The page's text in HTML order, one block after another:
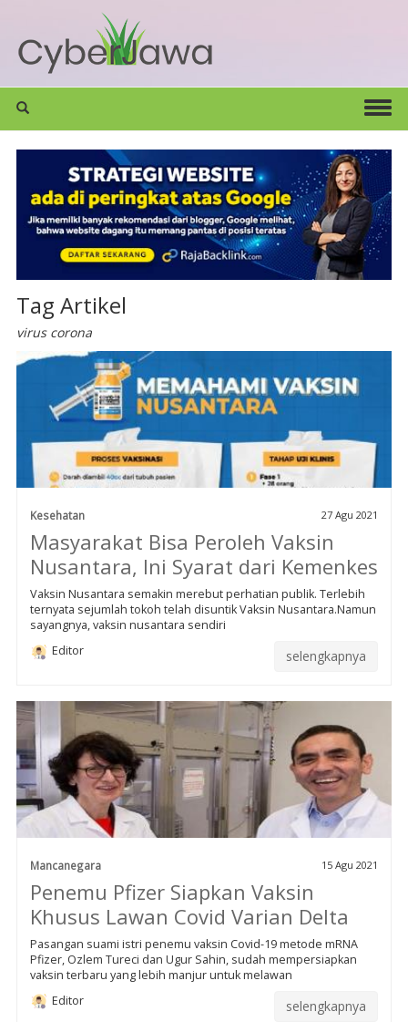
Tag Artikel
virus corona
Kesehatan 27 Agu 2021
Masyarakat Bisa Peroleh Vaksin
Nusantara, Ini Syarat dari Kemenkes
Vaksin Nusantara semakin merebut perhatian publik. Terlebih
ternyata sejumlah tokoh telah disuntik Vaksin Nusantara.Namun
sayangnya, vaksin nusantara sendiri
Editor
selengkapnya
Mancanegara 15 Agu 2021
Penemu Pfizer Siapkan Vaksin
Khusus Lawan Covid Varian Delta
Pasangan suami istri penemu vaksin Covid-19 metode mRNA
Pfizer, Ozlem Tureci dan Ugur Sahin, sudah mempersiapkan
vaksin terbaru yang lebih manjur untuk melawan
Editor
selengkapnya